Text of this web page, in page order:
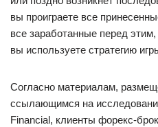
вы проиграете все
все заработанные перед
вы используете стратегию
Согласно материалам,
ссылающимся на
Financial, клиенты форекс-